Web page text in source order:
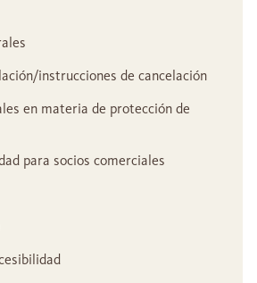
instrucciones de cancelación
en materia de protección de
para socios comerciales